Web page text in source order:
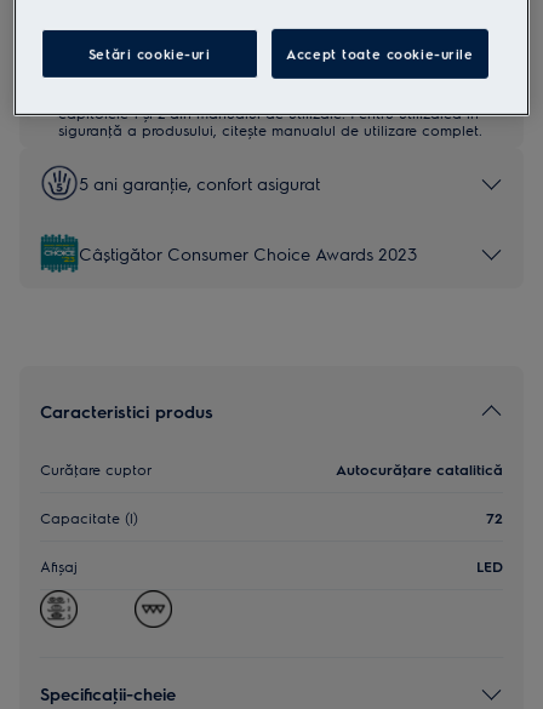
Instrucţiunile de siguranţă și avertismentele de siguranţă
capitolele 1 și 2 din manualul de utilizare. Pentru utilizarea în
siguranţă a produsului, citește manualul de utilizare complet.
5 ani garanţie, confort asigurat
Câștigător Consumer Choice Awards 2023
Caracteristici produs
Curăţare cuptor Autocurăţare catalitică
Capacitate (l) 72
Afișaj LED
Specificaţii-cheie
Setări cookie-uri Accept toate cookie-urile